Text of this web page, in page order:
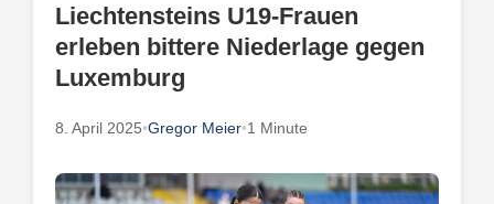
Liechtensteins U19-Frauen
erleben bittere Niederlage gegen
Luxemburg
8. April 2025•Gregor Meier•1 Minute